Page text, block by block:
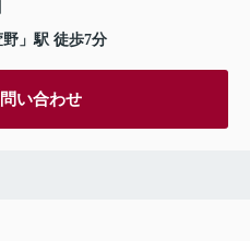
野 」駅 徒歩7分
い合わせ